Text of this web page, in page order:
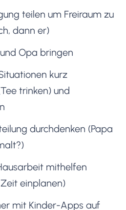
teilen um Freiraum zu
dann er)
Opa bringen
kurz
trinken) und
durchdenken (Papa
mithelfen
einplanen)
mit Kinder-Apps auf